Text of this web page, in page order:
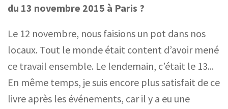
du 13 novembre 2015 à Paris ?
Le 12 novembre, nous faisions un pot dans nos
locaux. Tout le monde était content d’avoir mené
ce travail ensemble. Le lendemain, c’était le 13...
En même temps, je suis encore plus satisfait de ce
livre après les événements, car il y a eu une